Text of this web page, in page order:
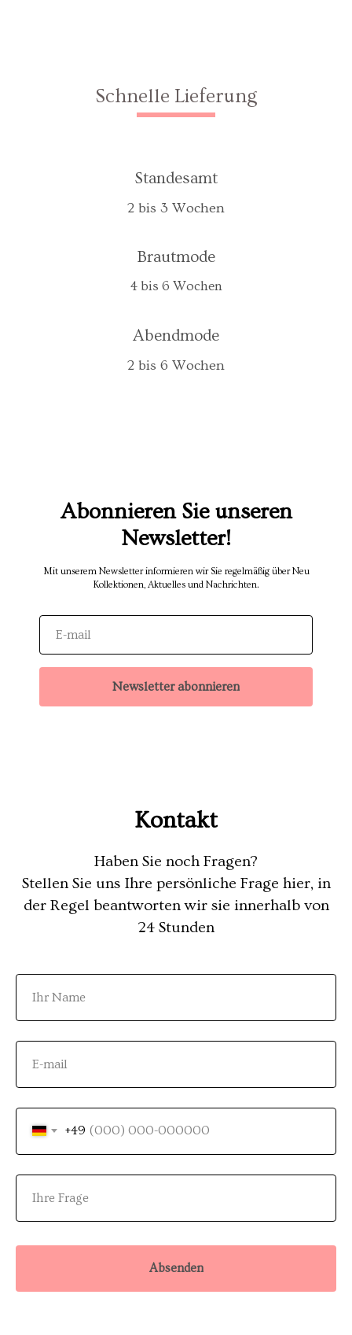
4 bis 6 Wochen
Brautmode
2 bis 3 Wochen
Standesamt
2 bis 6 Wochen
Abendmode
Schnelle Lieferung
Abonnieren Sie unseren
Newsletter!
Mit unserem Newsletter informieren wir Sie regelmäßig über Neu
Kollektionen, Aktuelles und Nachrichten.
Newsletter abonnieren
Kontakt
Haben Sie noch Fragen?
Stellen Sie uns Ihre persönliche Frage hier, in
der Regel beantworten wir sie innerhalb von
24 Stunden
+49
Absenden